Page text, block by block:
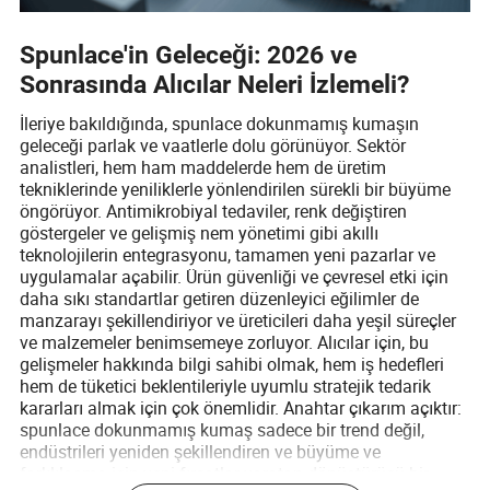
Spunlace'in Geleceği: 2026 ve
Sonrasında Alıcılar Neleri İzlemeli?
İleriye bakıldığında, spunlace dokunmamış kumaşın
geleceği parlak ve vaatlerle dolu görünüyor. Sektör
analistleri, hem ham maddelerde hem de üretim
tekniklerinde yeniliklerle yönlendirilen sürekli bir büyüme
öngörüyor. Antimikrobiyal tedaviler, renk değiştiren
göstergeler ve gelişmiş nem yönetimi gibi akıllı
teknolojilerin entegrasyonu, tamamen yeni pazarlar ve
uygulamalar açabilir. Ürün güvenliği ve çevresel etki için
daha sıkı standartlar getiren düzenleyici eğilimler de
manzarayı şekillendiriyor ve üreticileri daha yeşil süreçler
ve malzemeler benimsemeye zorluyor. Alıcılar için, bu
gelişmeler hakkında bilgi sahibi olmak, hem iş hedefleri
hem de tüketici beklentileriyle uyumlu stratejik tedarik
kararları almak için çok önemlidir. Anahtar çıkarım açıktır:
spunlace dokunmamış kumaş sadece bir trend değil,
endüstrileri yeniden şekillendiren ve büyüme ve